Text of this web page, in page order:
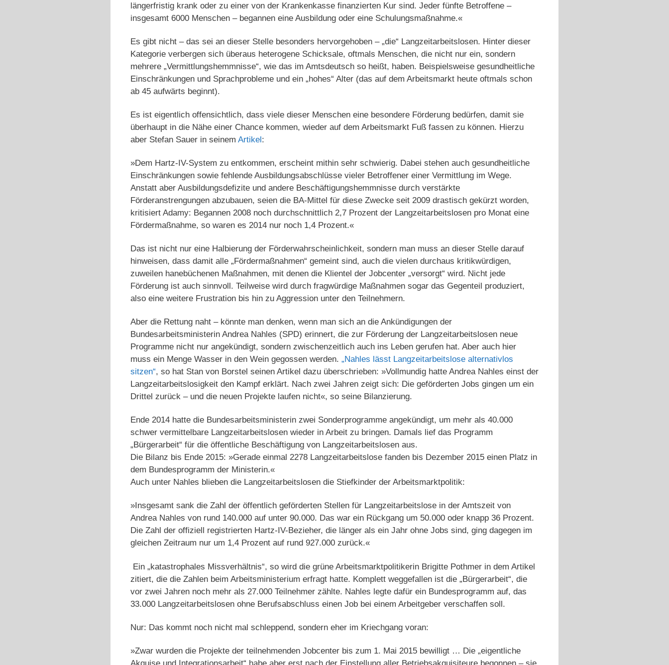
längerfristig krank oder zu einer von der Krankenkasse finanzierten Kur sind. Jeder fünfte Betroffene –
insgesamt 6000 Menschen – begannen eine Ausbildung oder eine Schulungsmaßnahme.«
Es gibt nicht – das sei an dieser Stelle besonders hervorgehoben – „die“ Langzeitarbeitslosen. Hinter dieser
Kategorie verbergen sich überaus heterogene Schicksale, oftmals Menschen, die nicht nur ein, sondern
mehrere „Vermittlungshemmnisse“, wie das im Amtsdeutsch so heißt, haben. Beispielsweise gesundheitliche
Einschränkungen und Sprachprobleme und ein „hohes“ Alter (das auf dem Arbeitsmarkt heute oftmals schon
ab 45 aufwärts beginnt).
Es ist eigentlich offensichtlich, dass viele dieser Menschen eine besondere Förderung bedürfen, damit sie
überhaupt in die Nähe einer Chance kommen, wieder auf dem Arbeitsmarkt Fuß fassen zu können. Hierzu
aber Stefan Sauer in seinem Artikel:
»Dem Hartz-IV-System zu entkommen, erscheint mithin sehr schwierig. Dabei stehen auch gesundheitliche
Einschränkungen sowie fehlende Ausbildungsabschlüsse vieler Betroffener einer Vermittlung im Wege.
Anstatt aber Ausbildungsdefizite und andere Beschäftigungshemmnisse durch verstärkte
Förderanstrengungen abzubauen, seien die BA-Mittel für diese Zwecke seit 2009 drastisch gekürzt worden,
kritisiert Adamy: Begannen 2008 noch durchschnittlich 2,7 Prozent der Langzeitarbeitslosen pro Monat eine
Fördermaßnahme, so waren es 2014 nur noch 1,4 Prozent.«
Das ist nicht nur eine Halbierung der Förderwahrscheinlichkeit, sondern man muss an dieser Stelle darauf
hinweisen, dass damit alle „Fördermaßnahmen“ gemeint sind, auch die vielen durchaus kritikwürdigen,
zuweilen hanebüchenen Maßnahmen, mit denen die Klientel der Jobcenter „versorgt“ wird. Nicht jede
Förderung ist auch sinnvoll. Teilweise wird durch fragwürdige Maßnahmen sogar das Gegenteil produziert,
also eine weitere Frustration bis hin zu Aggression unter den Teilnehmern.
Aber die Rettung naht – könnte man denken, wenn man sich an die Ankündigungen der
Bundesarbeitsministerin Andrea Nahles (SPD) erinnert, die zur Förderung der Langzeitarbeitslosen neue
Programme nicht nur angekündigt, sondern zwischenzeitlich auch ins Leben gerufen hat. Aber auch hier
muss ein Menge Wasser in den Wein gegossen werden. „Nahles lässt Langzeitarbeitslose alternativlos
sitzen“, so hat Stan von Borstel seinen Artikel dazu überschrieben: »Vollmundig hatte Andrea Nahles einst der
Langzeitarbeitslosigkeit den Kampf erklärt. Nach zwei Jahren zeigt sich: Die geförderten Jobs gingen um ein
Drittel zurück – und die neuen Projekte laufen nicht«, so seine Bilanzierung.
Ende 2014 hatte die Bundesarbeitsministerin zwei Sonderprogramme angekündigt, um mehr als 40.000
schwer vermittelbare Langzeitarbeitslosen wieder in Arbeit zu bringen. Damals lief das Programm
„Bürgerarbeit“ für die öffentliche Beschäftigung von Langzeitarbeitslosen aus.
Die Bilanz bis Ende 2015: »Gerade einmal 2278 Langzeitarbeitslose fanden bis Dezember 2015 einen Platz in
dem Bundesprogramm der Ministerin.«
Auch unter Nahles blieben die Langzeitarbeitslosen die Stiefkinder der Arbeitsmarktpolitik:
»Insgesamt sank die Zahl der öffentlich geförderten Stellen für Langzeitarbeitslose in der Amtszeit von
Andrea Nahles von rund 140.000 auf unter 90.000. Das war ein Rückgang um 50.000 oder knapp 36 Prozent.
Die Zahl der offiziell registrierten Hartz-IV-Bezieher, die länger als ein Jahr ohne Jobs sind, ging dagegen im
gleichen Zeitraum nur um 1,4 Prozent auf rund 927.000 zurück.«
Ein „katastrophales Missverhältnis“, so wird die grüne Arbeitsmarktpolitikerin Brigitte Pothmer in dem Artikel
zitiert, die die Zahlen beim Arbeitsministerium erfragt hatte. Komplett weggefallen ist die „Bürgerarbeit“, die
vor zwei Jahren noch mehr als 27.000 Teilnehmer zählte. Nahles legte dafür ein Bundesprogramm auf, das
33.000 Langzeitarbeitslosen ohne Berufsabschluss einen Job bei einem Arbeitgeber verschaffen soll.
Nur: Das kommt noch nicht mal schleppend, sondern eher im Kriechgang voran:
»Zwar wurden die Projekte der teilnehmenden Jobcenter bis zum 1. Mai 2015 bewilligt … Die „eigentliche